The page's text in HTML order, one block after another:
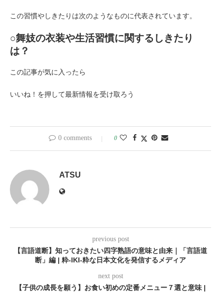
この習慣やしきたりは次のようなものに代表されています。
○舞妓の衣装や生活習慣に関するしきたり
は？
この記事が気に入ったら
いいね！を押して最新情報を受け取ろう
0 comments 0
ATSU
previous post
【言語道断】知っておきたい四字熟語の意味と由来｜「言語道
断」編 | 粋-IKI-粋な日本文化を発信するメディア
next post
【子供の成長を願う】お食い初めの定番メニュー７選と意味 |